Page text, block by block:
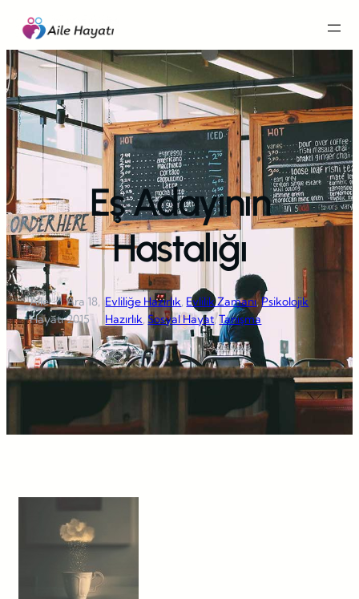
İçeriğe
geç
Eş Adayının
Hastalığı
Aile
Hayatı
·
Ara 18,
2015
·
Evliliğe Hazırlık, Evlilik Zamanı, Psikolojik
Hazırlık, Sosyal Hayat, Tanışma